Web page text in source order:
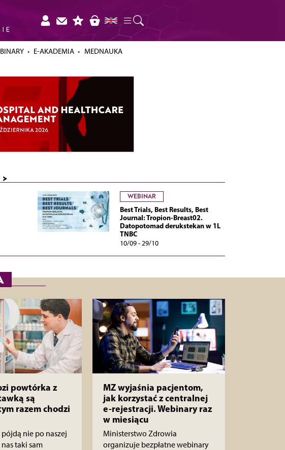
E-AKADEMIA MEDNAUKA
>
WEBINAR
Best Trials, Best Results, Best
Journal: Tropion-Breast02.
Datopotomad derukstekan w 1L
TNBC
10/09 - 29/10
powtórka z
są
razem chodzi
pójdą nie po naszej
taki sam
MZ wyjaśnia pacjentom,
jak korzystać z centralnej
e-rejestracji. Webinary raz
w miesiącu
Ministerstwo Zdrowia
organizuje bezpłatne webinary